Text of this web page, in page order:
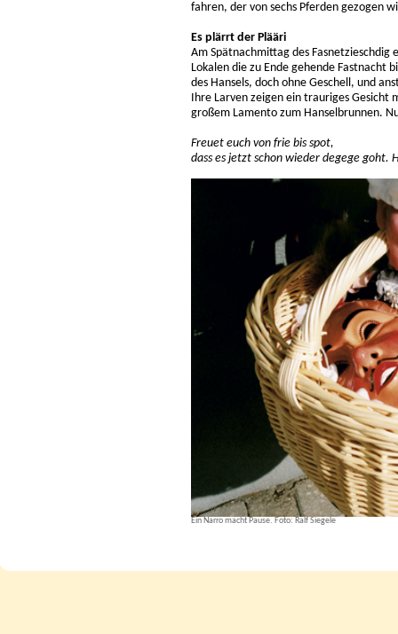
fahren, der von sechs Pferden gezogen
Es plärrt der Plääri
Am Spätnachmittag des
Lokalen die zu Ende gehende Fastnacht
des Hansels, doch ohne Geschell, und
Ihre Larven zeigen ein trauriges Gesicht
großem Lamento zum Hanselbrunnen.
Freuet euch von frie bis spot,
dass es jetzt schon wieder degege goht.
Ein Narro macht Pause. Foto: Ralf Siegele